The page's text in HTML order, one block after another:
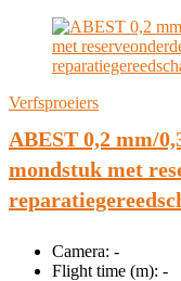
Verfsproeiers
ABEST 0,2 mm/
mondstuk met
Camera: -
Flight time (m): -